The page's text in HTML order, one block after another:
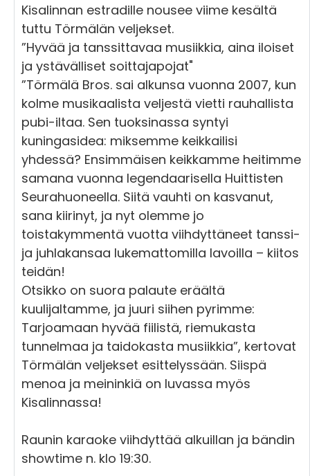
Kisalinnan estradille nousee viime kesältä
tuttu Törmälän veljekset.
”Hyvää ja tanssittavaa musiikkia, aina iloiset
ja ystävälliset soittajapojat"
”Törmälä Bros. sai alkunsa vuonna 2007, kun
kolme musikaalista veljestä vietti rauhallista
pubi-iltaa. Sen tuoksinassa syntyi
kuningasidea: miksemme keikkailisi
yhdessä? Ensimmäisen keikkamme heitimme
samana vuonna legendaarisella Huittisten
Seurahuoneella. Siitä vauhti on kasvanut,
sana kiirinyt, ja nyt olemme jo
toistakymmentä vuotta viihdyttäneet tanssi-
ja juhlakansaa lukemattomilla lavoilla – kiitos
teidän!
Otsikko on suora palaute eräältä
kuulijaltamme, ja juuri siihen pyrimme:
Tarjoamaan hyvää fiilistä, riemukasta
tunnelmaa ja taidokasta musiikkia”, kertovat
Törmälän veljekset esittelyssään. Siispä
menoa ja meininkiä on luvassa myös
Kisalinnassa!
Raunin karaoke viihdyttää alkuillan ja bändin
showtime n. klo 19:30.